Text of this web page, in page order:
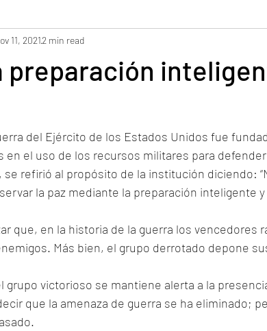
preparación
11, 20212 min read
del Ejército de los Estados Unidos fue
en el uso de los recursos militares para
refirió al propósito de la institución diciendo:
la paz mediante la preparación inteligente
que, en la historia de la guerra los vencedores
Más bien, el grupo derrotado depone
grupo victorioso se mantiene alerta a la
que la amenaza de guerra se ha eliminado;